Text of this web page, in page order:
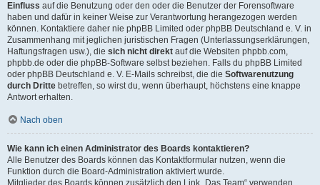
Einfluss auf die Benutzung oder den oder die Benutzer der Forensoftware
haben und dafür in keiner Weise zur Verantwortung herangezogen werden
können. Kontaktiere daher nie phpBB Limited oder phpBB Deutschland e. V. in
Zusammenhang mit jeglichen juristischen Fragen (Unterlassungserklärungen,
Haftungsfragen usw.), die sich nicht direkt auf die Websiten phpbb.com,
phpbb.de oder die phpBB-Software selbst beziehen. Falls du phpBB Limited
oder phpBB Deutschland e. V. E-Mails schreibst, die die Softwarenutzung
durch Dritte betreffen, so wirst du, wenn überhaupt, höchstens eine knappe
Antwort erhalten.
Nach oben
Wie kann ich einen Administrator des Boards kontaktieren?
Alle Benutzer des Boards können das Kontaktformular nutzen, wenn die
Funktion durch die Board-Administration aktiviert wurde.
Mitglieder des Boards können zusätzlich den Link „Das Team“ verwenden.